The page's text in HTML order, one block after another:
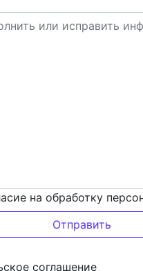
на обработку
соглашение